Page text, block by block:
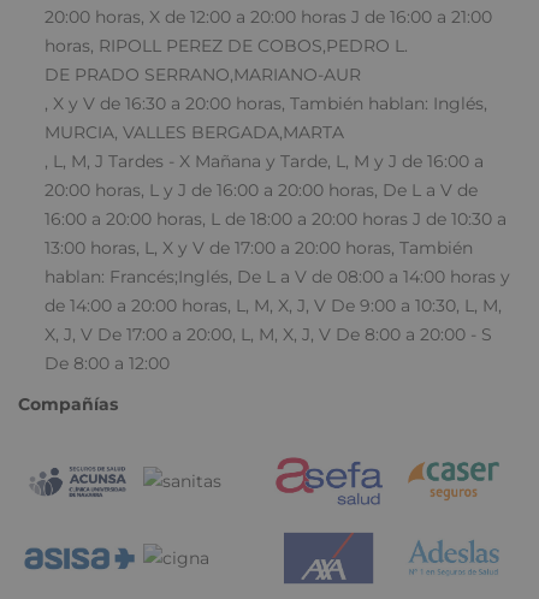
20:00 horas, X de 12:00 a 20:00 horas J de 16:00 a 21:00
horas, RIPOLL PEREZ DE COBOS,PEDRO L.
DE PRADO SERRANO,MARIANO-AUR
, X y V de 16:30 a 20:00 horas, También hablan: Inglés,
MURCIA, VALLES BERGADA,MARTA
, L, M, J Tardes - X Mañana y Tarde, L, M y J de 16:00 a
20:00 horas, L y J de 16:00 a 20:00 horas, De L a V de
16:00 a 20:00 horas, L de 18:00 a 20:00 horas J de 10:30 a
13:00 horas, L, X y V de 17:00 a 20:00 horas, También
hablan: Francés;Inglés, De L a V de 08:00 a 14:00 horas y
de 14:00 a 20:00 horas, L, M, X, J, V De 9:00 a 10:30, L, M,
X, J, V De 17:00 a 20:00, L, M, X, J, V De 8:00 a 20:00 - S
De 8:00 a 12:00
Compañías